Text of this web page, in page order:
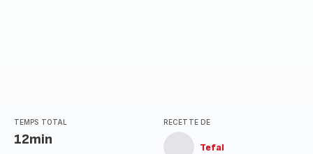
TEMPS TOTAL
12min
RECETTE DE
Tefal